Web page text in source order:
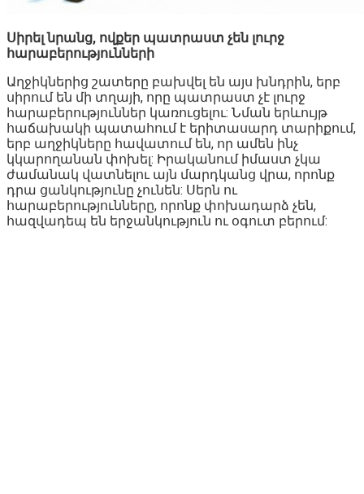
Սիրել նրանց, ովքեր պատրաստ չեն լուրջ
հարաբերությունների
Աղջիկներից շատերը բախվել են այս խնդրին, երբ
սիրում են մի տղայի, որը պատրաստ չէ լուրջ
հարաբերություններ կառուցելու: Նման երևույթ
հաճախակի պատահում է երիտասարդ տարիքում,
երբ աղջիկները հավատում են, որ ամեն ինչ
կկարողանան փոխել: Իրականում իմաստ չկա
ժամանակ վատնելու այն մարդկանց վրա, որոնք
դրա ցանկությունը չունեն: Սերն ու
հարաբերությունները, որոնք փոխադարձ չեն,
հազվադեպ են երջանկություն ու օգուտ բերում: